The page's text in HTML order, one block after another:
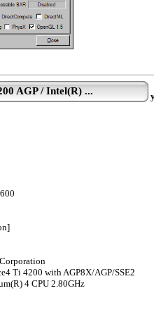
AGP / Intel(R) ...
Ti 4200 with AGP8X/AGP/SSE2
4 CPU 2.80GHz